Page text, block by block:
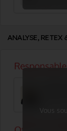
ANALYSE, RETEX
Vous